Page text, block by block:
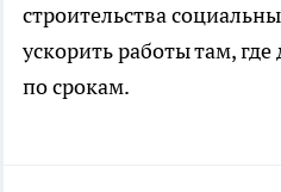
строительства
ускорить работы там,
по срокам.